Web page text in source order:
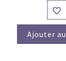

Ajouter